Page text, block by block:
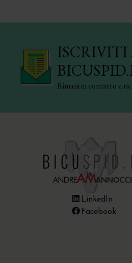
ISCRIVITI
Rimani in contatto e
LinkedIn
Facebook